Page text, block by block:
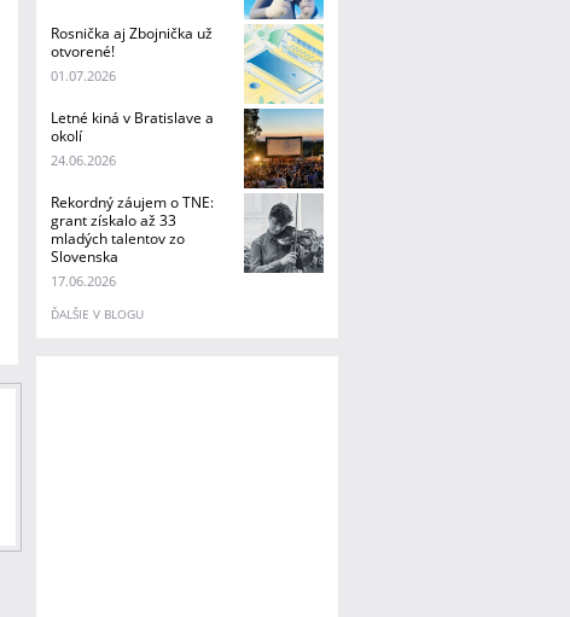
Rosnička aj Zbojnička už
otvorené!
01.07.2026
Letné kiná v Bratislave a
okolí
24.06.2026
Rekordný záujem o TNE:
grant získalo až 33
mladých talentov zo
Slovenska
17.06.2026
ĎALŠIE V BLOGU